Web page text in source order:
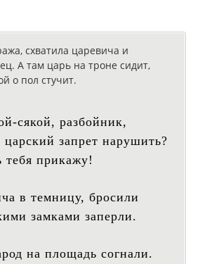
схватила царевича и
А там царь на троне сидит,
о пол стучит.
сякой, разбойник,
запрет нарушить?
тебя прикажу!
в темницу, бросили
замками заперли.
на площадь согнали.